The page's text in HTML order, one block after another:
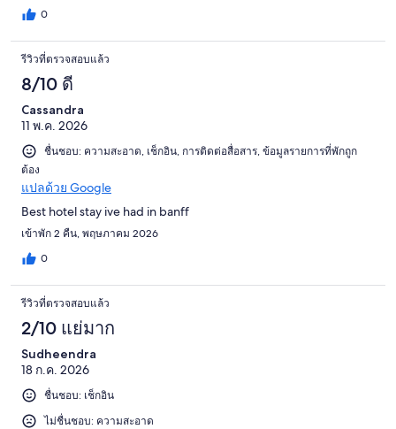
0
รีวิวที่ตรวจสอบแล้ว
8/10 ดี
Cassandra
11 พ.ค. 2026
ชื่นชอบ: ความสะอาด, เช็กอิน, การติดต่อสื่อสาร, ข้อมูลรายการที่พักถูก
ต้อง
แปลด้วย Google
Best hotel stay ive had in banff
เข้าพัก 2 คืน, พฤษภาคม 2026
0
รีวิวที่ตรวจสอบแล้ว
2/10 แย่มาก
Sudheendra
18 ก.ค. 2026
ชื่นชอบ: เช็กอิน
ไม่ชื่นชอบ: ความสะอาด